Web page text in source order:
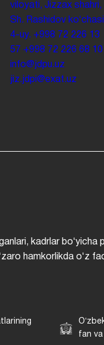
viloyati, Jizzax shahri,
Sh. Rashidov
4-uy. +998 72 226 13
57 +998 72 226 68 10
info@jdpu.uz
jiz.jdpi@exat.uz
kadrlar boʻyicha
hamkorlikda oʻz
fan